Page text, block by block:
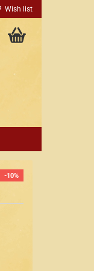
Wish list
-10%